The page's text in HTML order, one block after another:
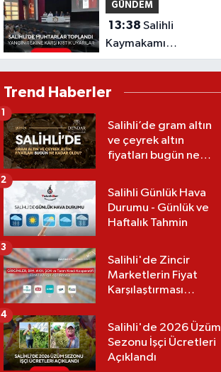
Doğanın Kanunu,
Masterchef Türkiye,
Var Mısın Yok Musun
GÜNDEM
13:38 Salihli
Kaymakamı
Güldoğan'dan
orman yangını uyarısı
Trend Haberler
Salihli’de gram altın
ve çeyrek altın
fiyatları bugün ne
(06.08.2026)
1
Salihli Günlük Hava
Durumu - Günlük ve
Haftalık Tahmin
2
Salihli'de Zincir
Marketlerin Fiyat
Karşılaştırması
3
Salihli'de 2026 Üzüm
Sezonu İşçi Ücretleri
Açıklandı
4